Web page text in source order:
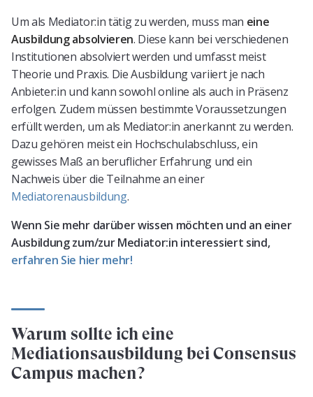
Um als Mediator:in tätig zu werden, muss man eine
Ausbildung absolvieren. Diese kann bei verschiedenen
Institutionen absolviert werden und umfasst meist
Theorie und Praxis. Die Ausbildung variiert je nach
Anbieter:in und kann sowohl online als auch in Präsenz
erfolgen. Zudem müssen bestimmte Voraussetzungen
erfüllt werden, um als Mediator:in anerkannt zu werden.
Dazu gehören meist ein Hochschulabschluss, ein
gewisses Maß an beruflicher Erfahrung und ein
Nachweis über die Teilnahme an einer
Mediatorenausbildung.
Wenn Sie mehr darüber wissen möchten und an einer
Ausbildung zum/zur Mediator:in interessiert sind,
erfahren Sie hier mehr!
Warum sollte ich eine
Mediationsausbildung bei Consensus
Campus machen?